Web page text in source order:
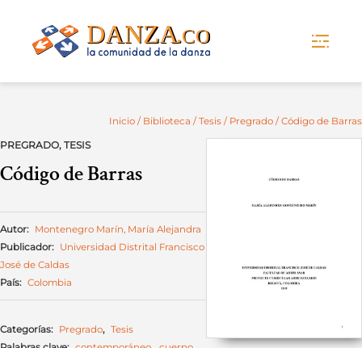
Inicio / Biblioteca / Tesis / Pregrado / Código de Barras
PREGRADO, TESIS
Código de Barras
Autor: Montenegro Marín, María Alejandra
Publicador: Universidad Distrital Francisco
José de Caldas
País: Colombia
Categorías: Pregrado, Tesis